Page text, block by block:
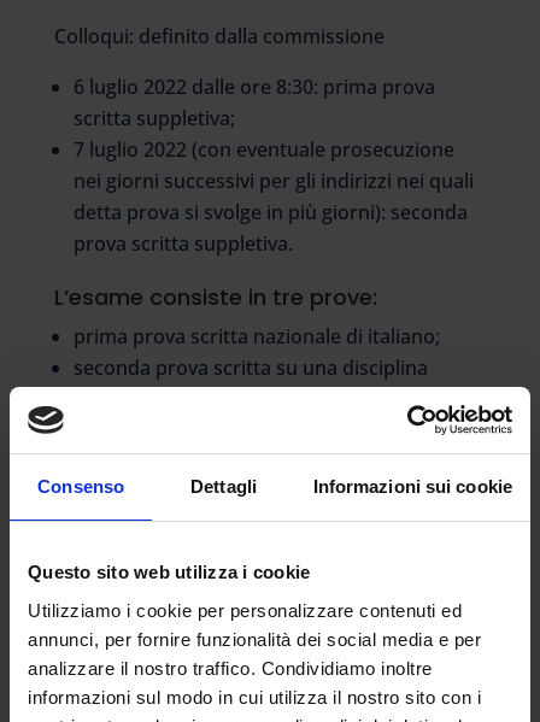
Consenso Dettagli Informazioni sui cookie
Questo sito web utilizza i cookie
Utilizziamo i cookie per personalizzare contenuti ed
annunci, per fornire funzionalità dei social media e per
analizzare il nostro traffico. Condividiamo inoltre
informazioni sul modo in cui utilizza il nostro sito con i
Colloqui: definito dalla commissione
6 luglio 2022 dalle ore 8:30: prima prova
scritta suppletiva;
7 luglio 2022 (con eventuale prosecuzione
nei giorni successivi per gli indirizzi nei quali
detta prova si svolge in più giorni): seconda
prova scritta suppletiva.
L’esame consiste in tre prove:
prima prova scritta nazionale di italiano;
seconda prova scritta su una disciplina
La prova scritta nazionale di italiano consiste
nella redazione di un elaborato con differenti
filosofico, scientifico, storico, sociale,
economico e tecnologico.
Nello specifico, ai candidati sono proposte
sette tracce (tra cui sceglierne una) con tre